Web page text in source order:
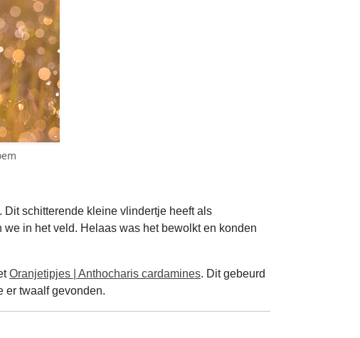
schitterende kleine vlindertje heeft als
in het veld. Helaas was het bewolkt en konden
Oranjetipjes | Anthocharis cardamines. Dit gebeurd
er twaalf gevonden.